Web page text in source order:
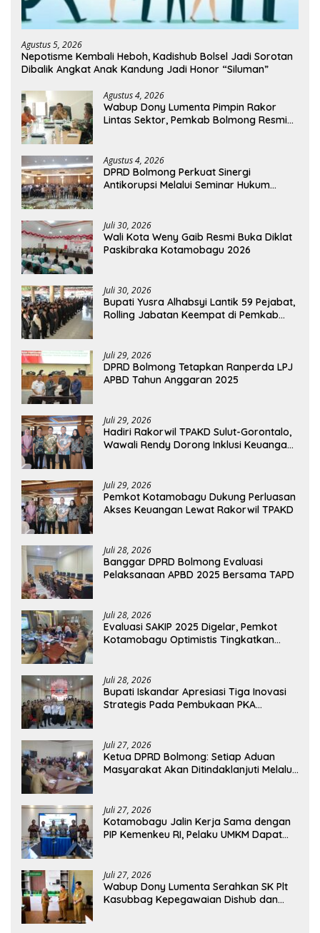
Agustus 5, 2026
Nepotisme Kembali Heboh, Kadishub Bolsel Jadi Sorotan
Dibalik Angkat Anak Kandung Jadi Honor “Siluman”
Agustus 4, 2026
Wabup Dony Lumenta Pimpin Rakor
Lintas Sektor, Pemkab Bolmong Resmi
Agustus 4, 2026
DPRD Bolmong Perkuat Sinergi
Antikorupsi Melalui Seminar Hukum
Juli 30, 2026
Wali Kota Weny Gaib Resmi Buka Diklat
Paskibraka Kotamobagu 2026
Juli 30, 2026
Bupati Yusra Alhabsyi Lantik 59 Pejabat,
Rolling Jabatan Keempat di Pemkab
Juli 29, 2026
DPRD Bolmong Tetapkan Ranperda LPJ
APBD Tahun Anggaran 2025
Juli 29, 2026
Hadiri Rakorwil TPAKD Sulut-Gorontalo,
Wawali Rendy Dorong Inklusi Keuangan
Juli 29, 2026
Pemkot Kotamobagu Dukung Perluasan
Akses Keuangan Lewat Rakorwil TPAKD
Juli 28, 2026
Banggar DPRD Bolmong Evaluasi
Pelaksanaan APBD 2025 Bersama TAPD
Juli 28, 2026
Evaluasi SAKIP 2025 Digelar, Pemkot
Kotamobagu Optimistis Tingkatkan
Juli 28, 2026
Bupati Iskandar Apresiasi Tiga Inovasi
Strategis Pada Pembukaan PKA
Juli 27, 2026
Ketua DPRD Bolmong: Setiap Aduan
Masyarakat Akan Ditindaklanjuti Melalui
Juli 27, 2026
Kotamobagu Jalin Kerja Sama dengan
PIP Kemenkeu RI, Pelaku UMKM Dapat
Juli 27, 2026
Wabup Dony Lumenta Serahkan SK Plt
Kasubbag Kepegawaian Dishub dan